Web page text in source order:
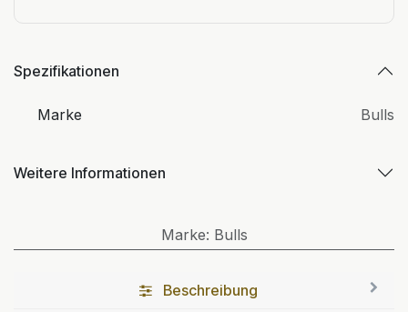
Spezifikationen
Marke Bulls
Weitere Informationen
Marke: Bulls
Beschreibung